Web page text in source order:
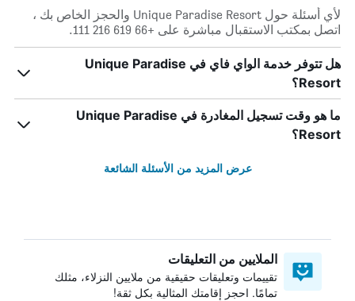
لأي أسئلة حول Unique Paradise Resort والحجز الخاص بك ،
اتصل بمكتب الاستقبال مباشرة على +66 619 216 111.
هل تتوفر خدمة الواي فاي في Unique Paradise
Resort؟
ما هو وقت تسجيل المغادرة في Unique Paradise
Resort؟
عرض المزيد من الأسئلة الشائعة
الملايين من التعليقات
تقييمات وتعليقات حقيقية من ملايين النزلاء، مثلك
تمامًا. احجز إقامتك المثالية بكل ثقة!